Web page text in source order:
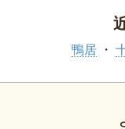
鴨居